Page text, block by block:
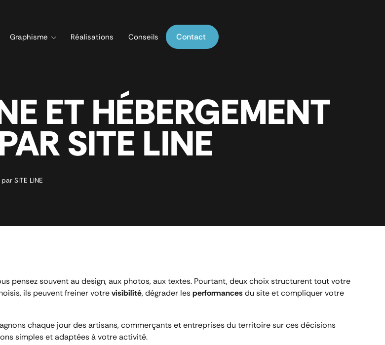
Graphisme Réalisations Conseils Contact
ET HÉBERGEMENT
SITE LINE
SITE LINE
pensez souvent au design, aux photos, aux textes. Pourtant, deux choix structurent tout votre
ils peuvent freiner votrevisibilité, dégrader lesperformances du site et compliquer votre
chaque jour des artisans, commerçants et entreprises du territoire sur ces décisions
simples et adaptées à votre activité.